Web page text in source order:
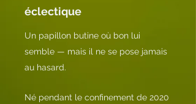
éclectique
Un papillon butine où bon lui
semble — mais il ne se pose jamais
au hasard.
Né pendant le confinement de 2020